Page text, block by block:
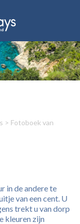
> Fotoboek van
in de andere te
van een cent. U
trekt u van dorp
kleuren zijn